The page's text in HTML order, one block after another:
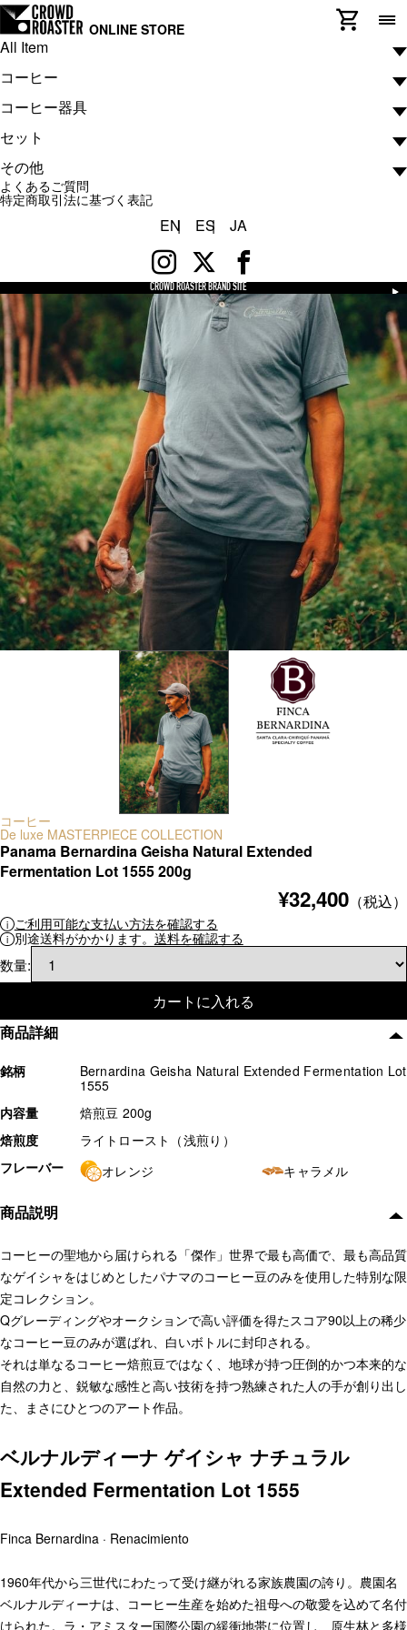
ONLINE STORE
All Item
コーヒー
コーヒー
ARTWORK COFFEE COLLECTION
De luxe MASTERPIECE COLLECTION
ATELIER COLLECTION
ATELIER COLLECTION BLACK BARON
ドリップバッグ
その他
コーヒー器具
コーヒー器具
ハンドミル
グラインダー
フレンチプレス
サーバー
ドリッパースタンド
ケトル
温度計
スケール
その他
セット
セット
スターターセット
その他
その他
よくあるご質問
特定商取引法に基づく表記
EN ES JA
CROWD ROASTER BRAND SITE
商品詳細
銘柄
Bernardina Geisha Natural Extended Fermentation Lot
1555
内容量
焙煎豆 200g
焙煎度
ライトロースト（浅煎り）
フレーバー
オレンジ キャラメル
商品説明
コーヒーの聖地から届けられる「傑作」世界で最も高価で、最も高品質
なゲイシャをはじめとしたパナマのコーヒー豆のみを使用した特別な限
定コレクション。
Qグレーディングやオークションで高い評価を得たスコア90以上の稀少
なコーヒー豆のみが選ばれ、白いボトルに封印される。
それは単なるコーヒー焙煎豆ではなく、地球が持つ圧倒的かつ本来的な
自然の力と、鋭敏な感性と高い技術を持つ熟練された人の手が創り出し
た、まさにひとつのアート作品。
ベルナルディーナ ゲイシャ ナチュラル
Extended Fermentation Lot 1555
Finca Bernardina · Renacimiento
1960年代から三世代にわたって受け継がれる家族農園の誇り。農園名
ベルナルディーナは、コーヒー生産を始めた祖母への敬愛を込めて名付
けられた。ラ・アミスター国際公園の緩衝地帯に位置し、原生林と多様
コーヒー
De luxe MASTERPIECE COLLECTION
Panama Bernardina Geisha Natural Extended
Fermentation Lot 1555 200g
¥32,400 （税込）
ご利用可能な支払い方法を確認する
別途送料がかかります。 送料を確認する
数量:
カートに入れる